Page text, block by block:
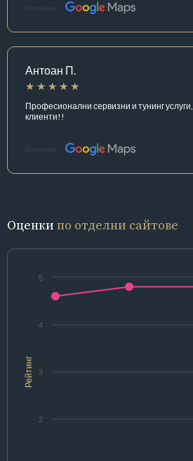
Източник:
Антоан П.
Професионални сервизни и тунинг
клиенти!!
Източник:
Оценки по отделни сайтове
Рейтинг
2
3
4
5